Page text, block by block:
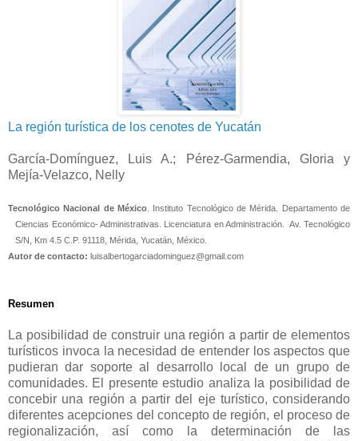
La región turística de los cenotes de Yucatán
García-Domínguez, Luis A.; Pérez-Garmendia, Gloria y
Mejía-Velazco, Nelly
Tecnológico Nacional de México . Instituto Tecnológico de Mérida. Departamento de
Ciencias Económico- Administrativas. Licenciatura en Administración.
Av. Tecnológico
S/N, Km 4.5 C.P. 91118, Mérida, Yucatán, México.
Autor de contacto: luisalbertogarciadominguez@gmail.com
Resumen
La posibilidad de construir una región a partir de elementos
turísticos invoca la necesidad de entender los aspectos que
pudieran dar soporte al desarrollo local de un grupo de
comunidades. El presente estudio analiza la posibilidad de
concebir una región a partir del eje turístico, considerando
diferentes acepciones del concepto de región, el proceso de
regionalización, así como la determinación de las